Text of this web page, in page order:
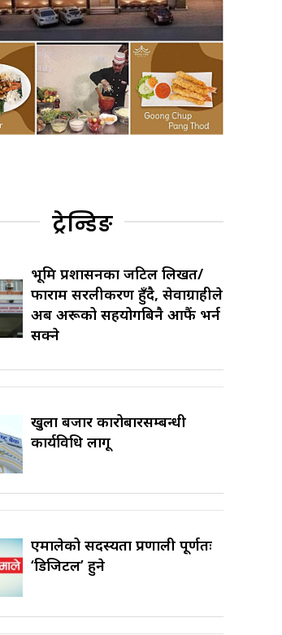
ट्रेन्डिङ
भूमि प्रशासनका जटिल लिखत/
फाराम सरलीकरण हुँदै, सेवाग्राहीले
अब अरूको सहयोगबिनै आफैं भर्न
सक्ने
खुला बजार कारोबारसम्बन्धी
कार्यविधि लागू
एमालेको सदस्यता प्रणाली पूर्णतः
‘डिजिटल’ हुने